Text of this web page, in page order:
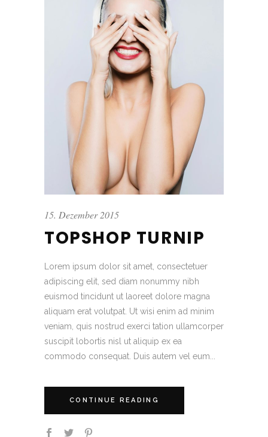
15. Dezember 2015
TOPSHOP TURNIP
Lorem ipsum dolor sit amet, consectetuer
adipiscing elit, sed diam nonummy nibh
euismod tincidunt ut laoreet dolore magna
aliquam erat volutpat. Ut wisi enim ad minim
veniam, quis nostrud exerci tation ullamcorper
suscipit lobortis nisl ut aliquip ex ea
commodo consequat. Duis autem vel eum...
CONTINUE READING